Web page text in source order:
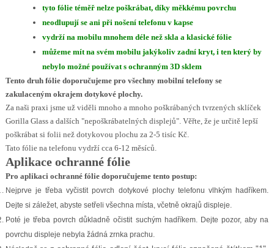
tyto fólie téměř nelze poškrábat, díky měkkému povrchu
neodlupují se ani při nošení telefonu v kapse
vydrží na mobilu mnohem déle než skla a klasické fólie
můžeme mít na svém mobilu jakýkoliv zadní kryt, i ten který by
nebylo možné používat s ochranným 3D sklem
Tento druh fólie doporučujeme pro všechny mobilní telefony se
zakulaceným okrajem dotykové plochy.
Za naši praxi jsme už viděli mnoho a mnoho poškrábaných tvrzených sklíček
Gorilla Glass a dalších "nepoškrábatelných displejů". Věřte, že je určitě lepší
poškrábat si folii než dotykovou plochu za 2-5 tisíc Kč.
Tato fólie na telefonu vydrží cca 6-12 měsíců.
Aplikace ochranné fólie
Pro aplikaci ochranné fólie doporučujeme tento postup:
Nejprve je třeba vyčistit povrch dotykové plochy telefonu vlhkým hadříkem.
Dejte si záležet, abyste setřeli všechna místa, včetně okrajů displeje.
Poté je třeba povrch důkladně očistit suchým hadříkem. Dejte pozor, aby na
povrchu displeje nebyla žádná zrnka prachu.